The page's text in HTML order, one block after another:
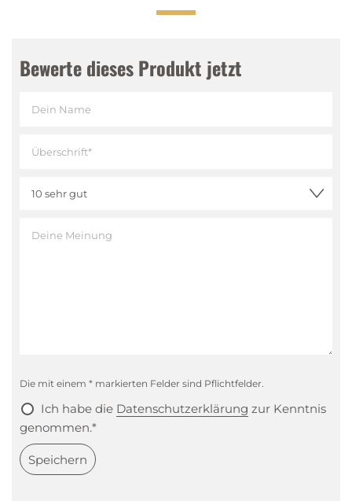
Nase Feines Bittermandelaroma aus Maraska-
Kirschen
Bewerte dieses Produkt jetzt
Die mit einem * markierten Felder sind Pflichtfelder.
Ich habe die Datenschutzerklärung zur Kenntnis
genommen.*
Speichern